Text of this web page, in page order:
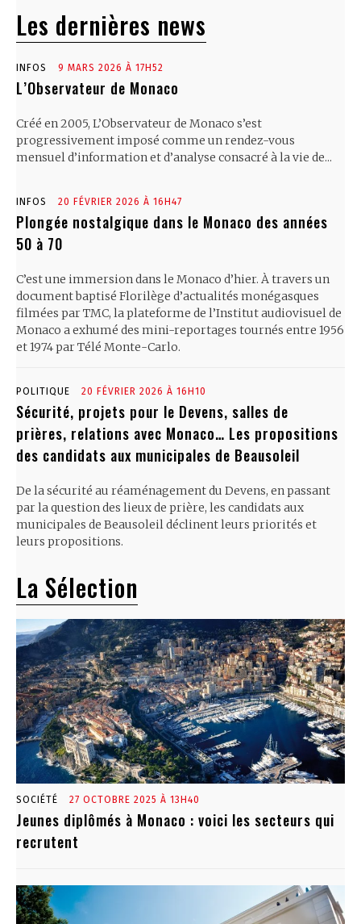
Les dernières news
INFOS 9 MARS 2026 À 17H52
L’Observateur de Monaco
Créé en 2005, L’Observateur de Monaco s’est
progressivement imposé comme un rendez-vous
mensuel d’information et d’analyse consacré à la vie de...
INFOS 20 FÉVRIER 2026 À 16H47
Plongée nostalgique dans le Monaco des années
50 à 70
C’est une immersion dans le Monaco d’hier. À travers un
document baptisé Florilège d’actualités monégasques
filmées par TMC, la plateforme de l’Institut audiovisuel de
Monaco a exhumé des mini-reportages tournés entre 1956
et 1974 par Télé Monte-Carlo.
POLITIQUE 20 FÉVRIER 2026 À 16H10
Sécurité, projets pour le Devens, salles de
prières, relations avec Monaco… Les propositions
des candidats aux municipales de Beausoleil
De la sécurité au réaménagement du Devens, en passant
par la question des lieux de prière, les candidats aux
municipales de Beausoleil déclinent leurs priorités et
leurs propositions.
La Sélection
SOCIÉTÉ 27 OCTOBRE 2025 À 13H40
Jeunes diplômés à Monaco : voici les secteurs qui
recrutent